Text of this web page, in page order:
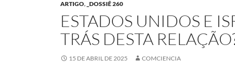
ARTIGO, _DOSSIÊ 260
ESTADOS UNIDOS E
TRÁS DESTA
15 DE ABRIL DE 2025 COMCIENCIA